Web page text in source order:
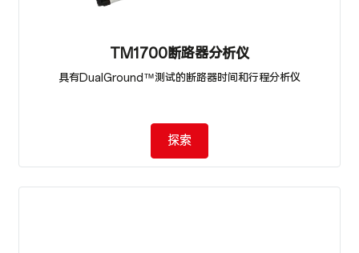
TM1700断路器分析仪
具有DualGround™测试的断路器时间和行程分析仪
探索